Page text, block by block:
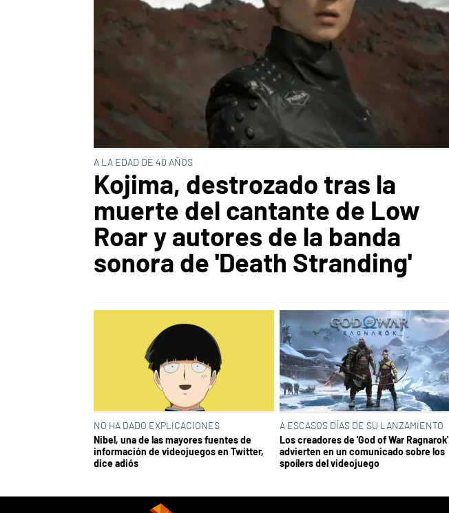
A LA EDAD DE 40 AÑOS
Kojima, destrozado tras la
muerte del cantante de Low
Roar y autores de la banda
sonora de 'Death Stranding'
NO HA DADO EXPLICACIONES
Nibel, una de las mayores fuentes de
información de videojuegos en Twitter,
dice adiós
A ESCASOS DÍAS DE SU LANZAMIENTO
Los creadores de 'God of War Ragnarok'
advierten en un comunicado sobre los
spoílers del videojuego